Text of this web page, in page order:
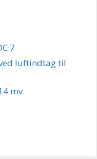
7
luftindtag til
mv.